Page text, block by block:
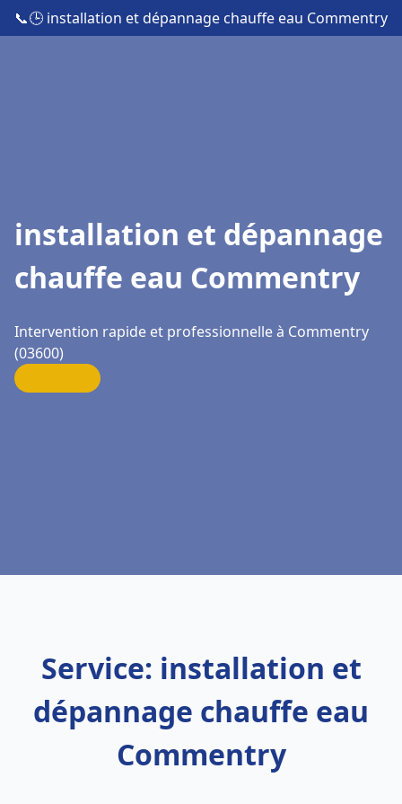
📞🕒 installation et dépannage chauffe eau Commentry
installation et dépannage
chauffe eau Commentry
Intervention rapide et professionnelle à Commentry
(03600)
Service: installation et
dépannage chauffe eau
Commentry